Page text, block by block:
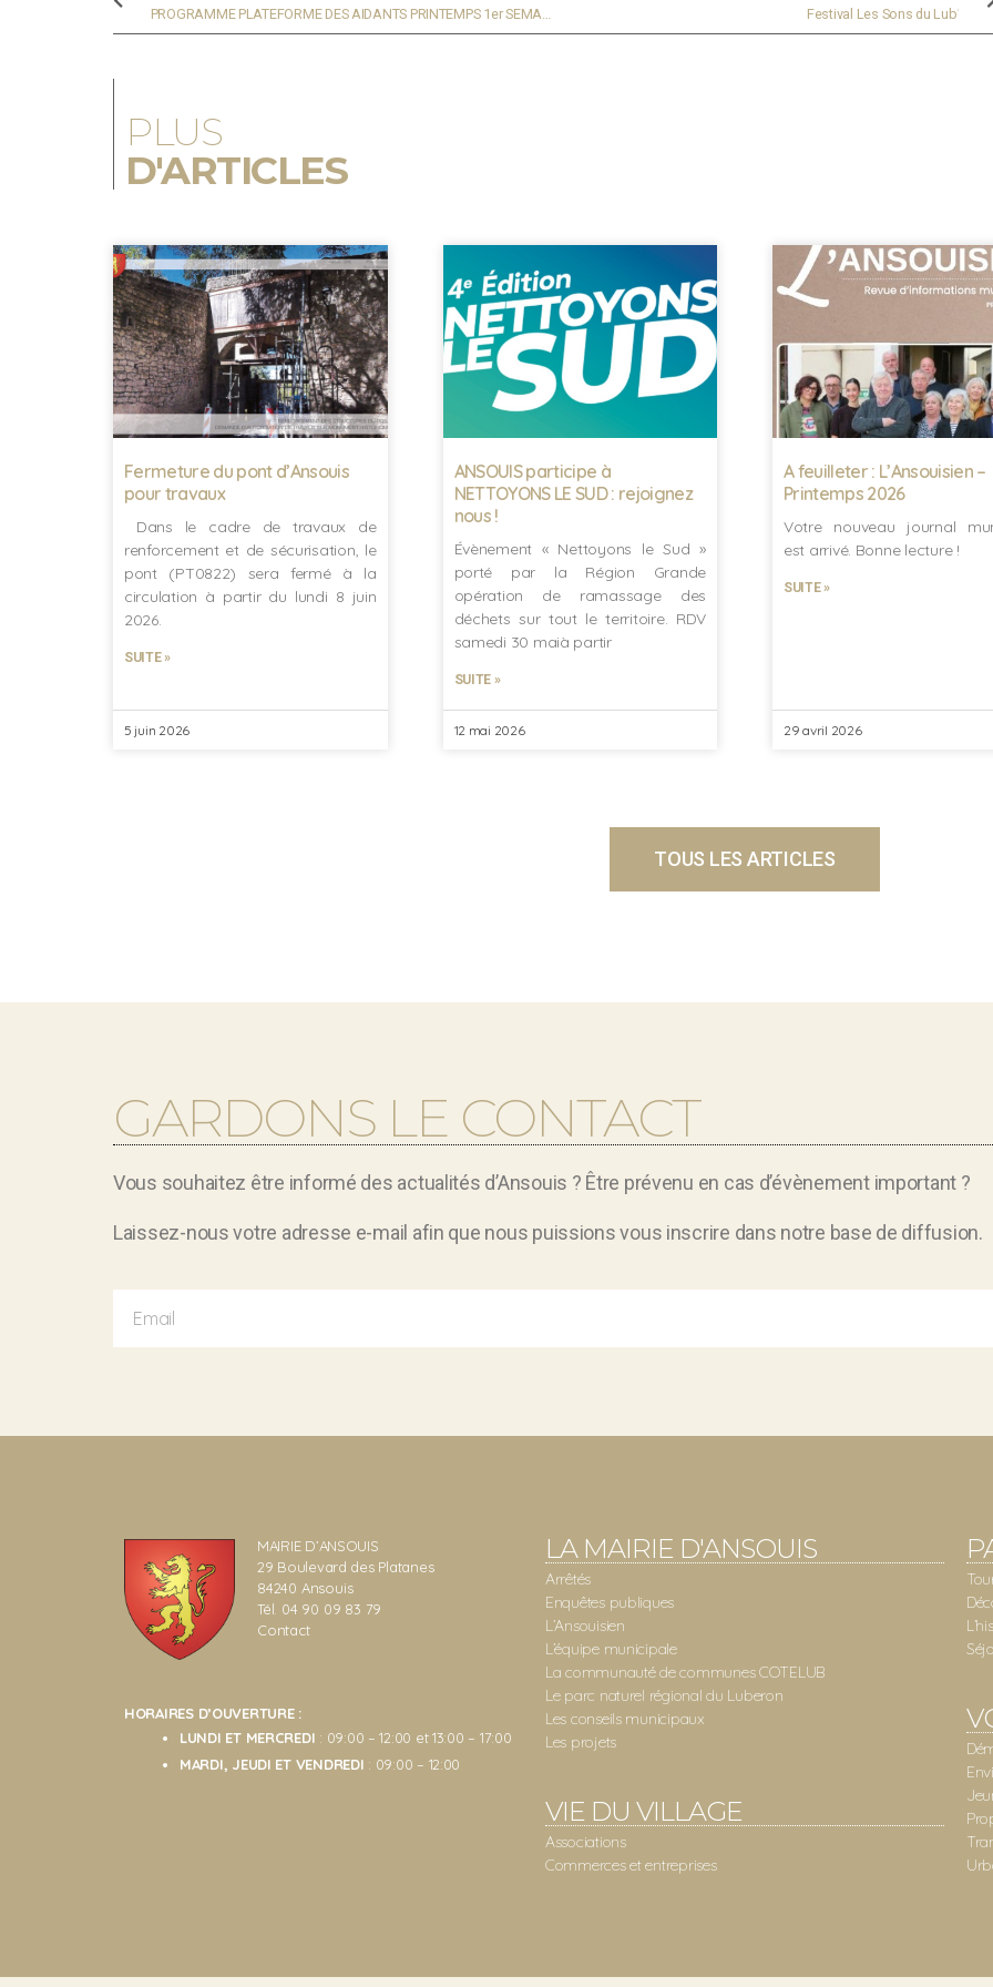
PROGRAMME PLATEFORME DES AIDANTS PRINTEMPS 1er SEMAESTRE 2025 Festival Les Sons du Lub’
PLUS
D'ARTICLES
Fermeture du pont d’Ansouis
pour travaux
Dans le cadre de travaux de
renforcement et de sécurisation, le
pont (PT0822) sera fermé à la
circulation à partir du lundi 8 juin
2026.
SUITE »
5 juin 2026
ANSOUIS participe à
NETTOYONS LE SUD : rejoignez
nous !
Évènement « Nettoyons le Sud »
porté par la Région Grande
opération de ramassage des
déchets sur tout le territoire. RDV
samedi 30 maià partir
SUITE »
12 mai 2026
A feuilleter : L’Ansouisien –
Printemps 2026
Votre nouveau journal
est arrivé. Bonne lecture !
SUITE »
29 avril 2026
TOUS LES ARTICLES
GARDONS LE CONTACT
Vous souhaitez être informé des actualités d’Ansouis ? Être prévenu en cas d’évènement important ?
Laissez-nous votre adresse e-mail afin que nous puissions vous inscrire dans notre base de diffusion.
MAIRIE D’ANSOUIS
29 Boulevard des Platanes
84240 Ansouis
Tél. 04 90 09 83 79
Contact
HORAIRES D’OUVERTURE :
LUNDI ET MERCREDI : 09:00 – 12:00 et 13:00 – 17:00
MARDI, JEUDI ET VENDREDI : 09:00 – 12:00
LA MAIRIE D'ANSOUIS
Arrêtés
Enquêtes publiques
L’Ansouisien
L’équipe municipale
La communauté de communes COTELUB
Le parc naturel régional du Luberon
Les conseils municipaux
Les projets
VIE DU VILLAGE
Associations
Commerces et entreprises